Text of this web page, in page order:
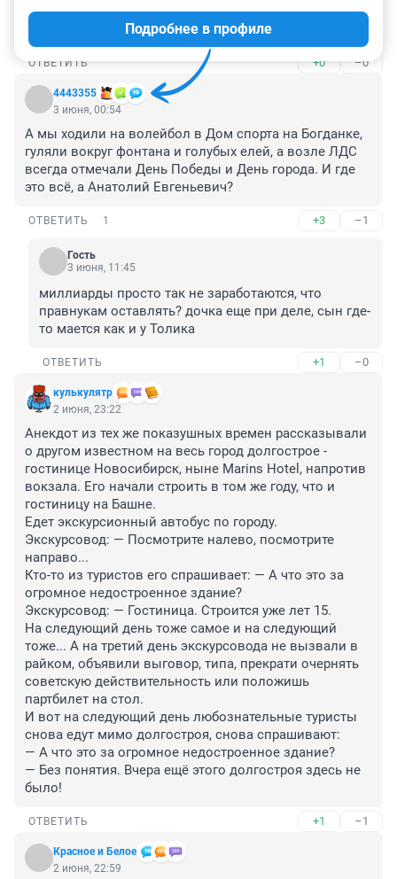
А типографию не далеко МЖК , где ГБШ достроили?
ОТВЕТИТЬ +0 –0
4443355
Подробнее в профиле
3 июня, 00:54
А мы ходили на волейбол в Дом спорта на Богданке,
гуляли вокруг фонтана и голубых елей, а возле ЛДС
всегда отмечали День Победы и День города. И где
это всё, а Анатолий Евгеньевич?
ОТВЕТИТЬ 1 +3 –1
Гость
3 июня, 11:45
миллиарды просто так не заработаются, что
правнукам оставлять? дочка еще при деле, сын где-
то мается как и у Толика
ОТВЕТИТЬ +1 –0
кулькулятр
2 июня, 23:22
Анекдот из тех же показушных времен рассказывали
о другом известном на весь город долгострое -
гостинице Новосибирск, ныне Marins Hotel, напротив
вокзала. Его начали строить в том же году, что и
гостиницу на Башне.
Едет экскурсионный автобус по городу.
Экскурсовод: — Посмотрите налево, посмотрите
направо...
Кто-то из туристов его спрашивает: — А что это за
огромное недостроенное здание?
Экскурсовод: — Гостиница. Строится уже лет 15.
На следующий день тоже самое и на следующий
тоже... А на третий день экскурсовода не вызвали в
райком, объявили выговор, типа, прекрати очернять
советскую действительность или положишь
партбилет на стол.
И вот на следующий день любознательные туристы
снова едут мимо долгостроя, снова спрашивают:
— А что это за огромное недостроенное здание?
— Без понятия. Вчера ещё этого долгостроя здесь не
было!
ОТВЕТИТЬ +1 –1
Красное и Белое
2 июня, 22:59